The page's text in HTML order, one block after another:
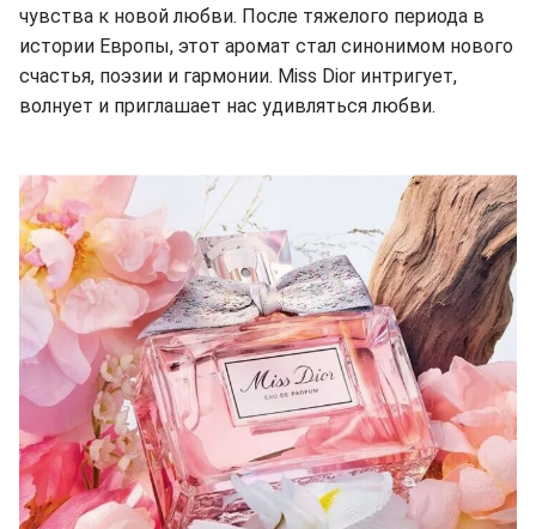
чувства к новой любви. После тяжелого периода в
истории Европы, этот аромат стал синонимом нового
счастья, поэзии и гармонии. Miss Dior интригует,
волнует и приглашает нас удивляться любви.